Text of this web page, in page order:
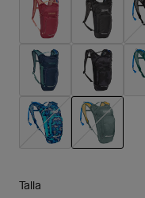
Talla